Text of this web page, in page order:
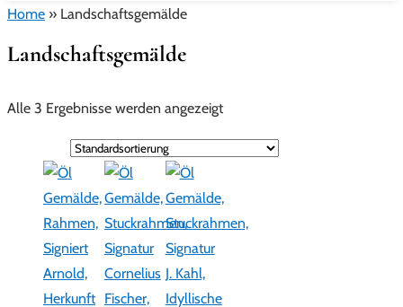
Home » Landschaftsgemälde
Landschaftsgemälde
Alle 3 Ergebnisse werden angezeigt